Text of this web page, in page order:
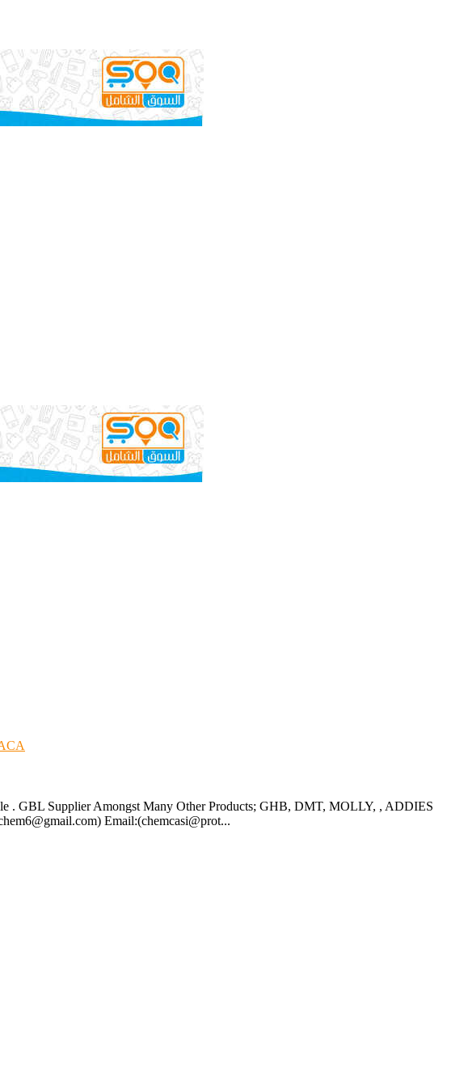
. GBL Supplier Amongst Many Other Products; GHB, DMT, MOLLY, , ADDIES
Email:(chemcasi@prot...